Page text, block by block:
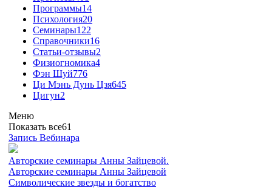
Программы14
Психология20
Семинары122
Справочники16
Статьи-отзывы2
Физиогномика4
Фэн Шуй776
Ци Мэнь Дунь Цзя645
Цигун2
Меню
Показать все61
Запись Вебинара
Авторские семинары Анны Зайцевой.
Авторские семинары Анны Зайцевой
Символические звезды и богатство